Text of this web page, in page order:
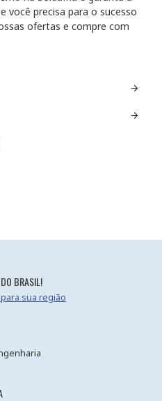
você precisa para o sucesso
ofertas e compre com
BRASIL!
sua região